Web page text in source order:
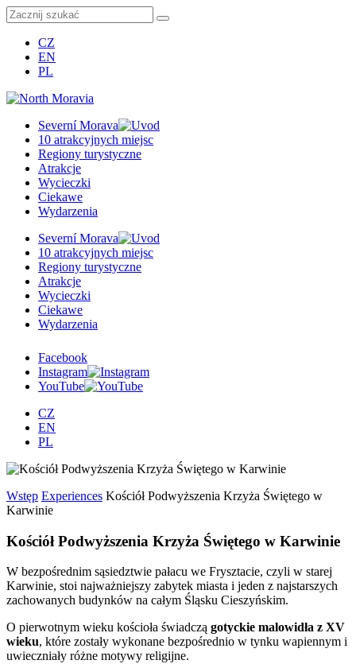
CZ
EN
PL
Severní Morava
10 atrakcyjnych miejsc
Regiony turystyczne
Atrakcje
Wycieczki
Ciekawe
Wydarzenia
Severní Morava
10 atrakcyjnych miejsc
Regiony turystyczne
Atrakcje
Wycieczki
Ciekawe
Wydarzenia
Facebook
Instagram
YouTube
CZ
EN
PL
Wstęp Experiences Kościół Podwyższenia Krzyża Świętego w
Karwinie
Kościół Podwyższenia Krzyża Świętego w Karwinie
W bezpośrednim sąsiedztwie pałacu we Frysztacie, czyli w starej
Karwinie, stoi najważniejszy zabytek miasta i jeden z najstarszych
zachowanych budynków na całym Śląsku Cieszyńskim.
O pierwotnym wieku kościoła świadczą gotyckie malowidła z XV
wieku, które zostały wykonane bezpośrednio w tynku wapiennym i
uwieczniały różne motywy religijne.